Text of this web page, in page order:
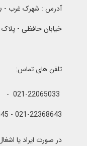
آدرس : شهرک غرب -
خیابان حافظی -
تلفن های تماس:
021-22368643 - 0912-5852445